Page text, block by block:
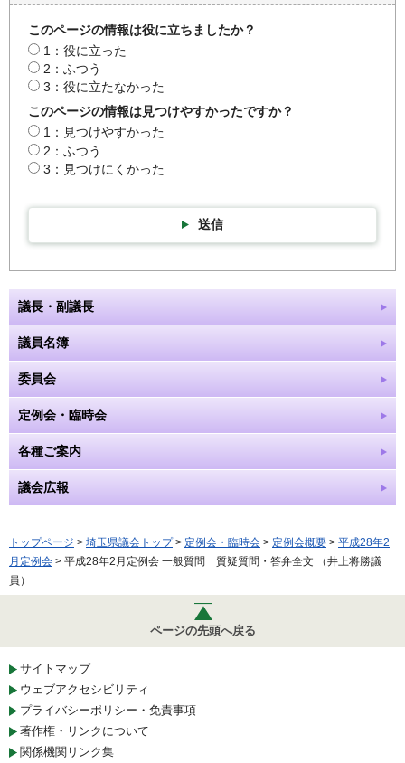
このページの情報は役に立ちましたか？
1：役に立った
2：ふつう
3：役に立たなかった
このページの情報は見つけやすかったですか？
1：見つけやすかった
2：ふつう
3：見つけにくかった
送信
議長・副議長
議員名簿
委員会
定例会・臨時会
各種ご案内
議会広報
トップページ > 埼玉県議会トップ> 定例会・臨時会 > 定例会概要 > 平成28年2
月定例会 > 平成28年2月定例会 一般質問 質疑質問・答弁全文 （井上将勝議
員）
ページの先頭へ戻る
サイトマップ
ウェブアクセシビリティ
プライバシーポリシー・免責事項
著作権・リンクについて
関係機関リンク集